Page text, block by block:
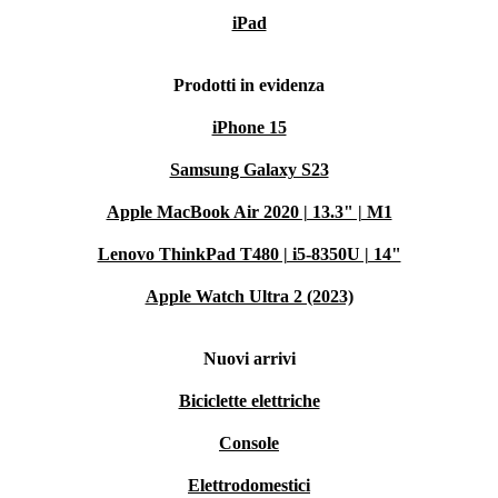
iPad
Prodotti in evidenza
iPhone 15
Samsung Galaxy S23
Apple MacBook Air 2020 | 13.3" | M1
Lenovo ThinkPad T480 | i5-8350U | 14"
Apple Watch Ultra 2 (2023)
Nuovi arrivi
Biciclette elettriche
Console
Elettrodomestici